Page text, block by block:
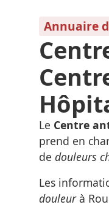
Annuaire
Le Centre
prend en
de douleurs
Les
douleurà